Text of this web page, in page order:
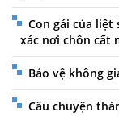
Con gái của liệt
xác nơi chôn cất
Bảo vệ không
Câu chuyện